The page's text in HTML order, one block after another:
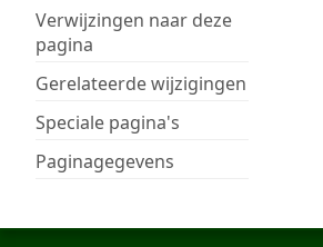
Verwijzingen naar deze
pagina
Gerelateerde wijzigingen
Speciale pagina's
Paginagegevens